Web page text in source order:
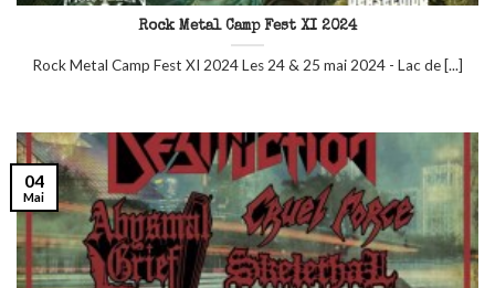
Rock Metal Camp Fest XI 2024
Rock Metal Camp Fest XI 2024 Les 24 & 25 mai 2024 - Lac de [...]
04
Mai